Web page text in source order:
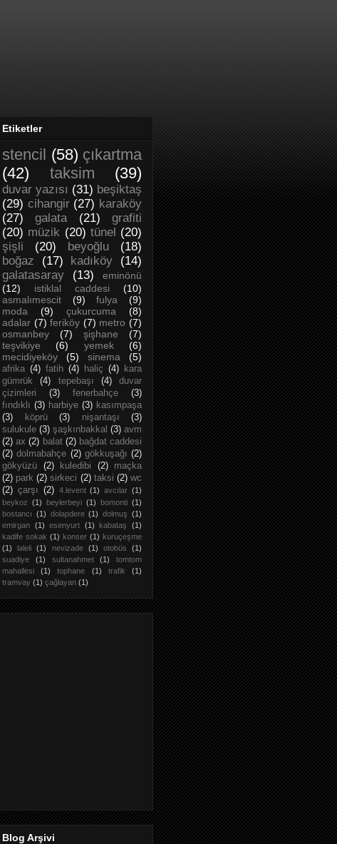
Etiketler
stencil (58) çıkartma
(42)
taksim (39)
duvar yazısı (31) beşiktaş
(29) cihangir (27) karaköy
(27)
galata (21)
grafiti
(20) müzik (20) tünel (20)
şişli
(20) beyoğlu
(18)
boğaz
(17) kadıköy
(14)
galatasaray
(13)
eminönü
(12)
istiklal caddesi
(10)
asmalımescit
(9) fulya
(9)
moda
(9) çukurcuma
(8)
adalar (7) feriköy (7) metro (7)
osmanbey
(7) şişhane
(7)
teşvikiye
(6) yemek
(6)
mecidiyeköy
(5) sinema (5)
afrika (4) fatih (4) haliç (4)
kara
gümrük
(4) tepebaşı (4)
duvar
çizimleri
(3) fenerbahçe
(3)
fındıklı (3) harbiye (3) kasımpaşa
(3)
köprü (3) nişantaşı
(3)
sulukule (3) şaşkınbakkal (3) avm
(2) ax (2) balat (2) bağdat caddesi
(2) dolmabahçe (2) gökkuşağı (2)
gökyüzü
(2) kuledibi (2)
maçka
(2) park (2) sirkeci (2) taksi (2) wc
(2) çarşı (2) 4.levent (1) avcılar (1)
beykoz (1) beylerbeyi (1) bomonti (1)
bostancı (1) dolapdere (1) dolmuş (1)
emirgan (1) esenyurt (1) kabataş
(1)
kadife sokak (1) konser (1) kuruçeşme
(1)
laleli (1) nevizade (1) otobüs
(1)
suadiye
(1) sultanahmet (1)
tomtom
mahallesi
(1) tophane (1) trafik
(1)
tramvay (1) çağlayan (1)
Blog Arşivi